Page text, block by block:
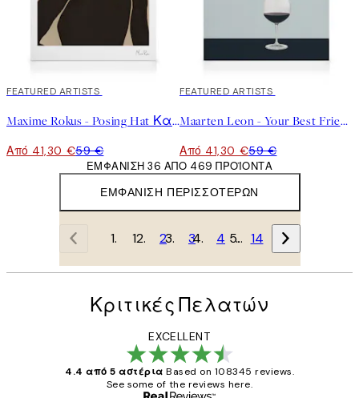
30%*
FEATURED ARTISTS
Maxime Rokus - Posing Hat Καμβάς
Από 41,30 €59 €
30%*
FEATURED ARTISTS
Maarten Leon - Your Best Friends Forget You Get Old Καμβάς
Από 41,30 €59 €
ΕΜΦΆΝΙΣΗ ΠΕΡΙΣΣΌΤΕΡΩΝ
ΕΜΦΆΝΙΣΗ 36 ΑΠΌ 469 ΠΡΟΪΌΝΤΑ
1 2 3 4 … 14
Κριτικές Πελατών
EXCELLENT
4.4 από 5 αστέρια Based on 108345 reviews.
See some of the reviews here.